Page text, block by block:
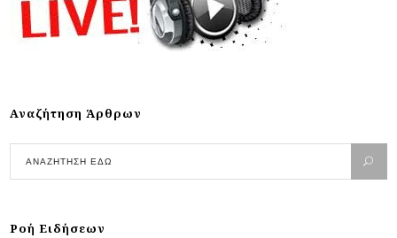
Αναζήτηση Άρθρων
Ροή Ειδήσεων